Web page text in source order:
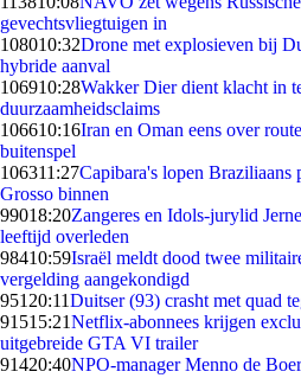
gevechtsvliegtuigen in
108010:32Drone met explosieven bij
hybride aanval
106910:28Wakker Dier dient klacht in
duurzaamheidsclaims
106610:16Iran en Oman eens over
buitenspel
106311:27Capibara's lopen Braziliaans
Grosso binnen
99018:20Zangeres en Idols-jurylid
leeftijd overleden
98410:59Israël meldt dood twee
vergelding aangekondigd
951 20:11Duitser (93) crasht met quad
91515:21Netflix-abonnees krijgen
uitgebreide GTA VI trailer
91420:40NPO-manager Menno de